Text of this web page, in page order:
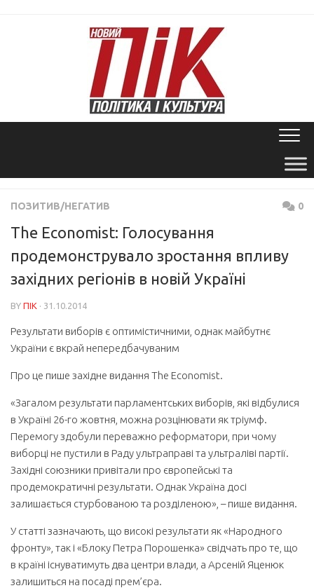
ПОЗИТИВ/НЕГАТИВ 0
The Economist: Голосування
продемонструвало зростання впливу
західних регіонів в новій Україні
BY ПІК · 31.10.2014
Результати виборів є оптимістичними, однак майбутнє
України є вкрай непередбачуваним
Про це пише західне видання The Economist.
«Загалом результати парламентських виборів, які відбулися
в Україні 26-го жовтня, можна розцінювати як тріумф.
Перемогу здобули переважно реформатори, при чому
виборці не пустили в Раду ультраправі та ультраліві партії.
Західні союзники привітали про європейські та
продемократичні результати. Однак Україна досі
залишається стурбованою та розділеною», – пише видання.
У статті зазначають, що високі результати як «Народного
фронту», так і «Блоку Петра Порошенка» свідчать про те, що
в країні існуватимуть два центри влади, а Арсеній Яценюк
залишиться на посаді прем’єра.